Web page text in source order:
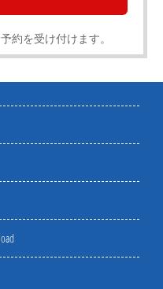
約を受け付けます。